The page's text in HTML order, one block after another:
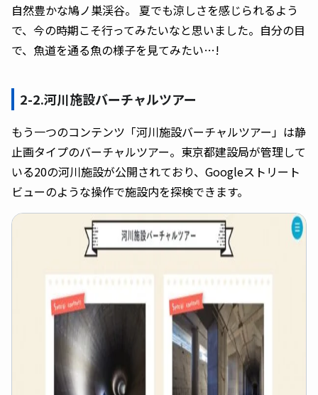
自然豊かな鳩ノ巣渓谷。 夏でも涼しさを感じられるよう
で、今の時期こそ行ってみたいなと思いました。自分の目
で、魚道を通る魚の様子を見てみたい…!
2-2.河川施設バーチャルツアー
もう一つのコンテンツ「河川施設バーチャルツアー」は静
止画タイプのバーチャルツアー。東京都建設局が管理して
いる20の河川施設が公開されており、Googleストリート
ビューのような操作で施設内を探検できます。